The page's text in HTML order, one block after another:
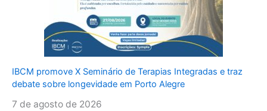
IBCM promove X Seminário de Terapias Integradas e traz
debate sobre longevidade em Porto Alegre
7 de agosto de 2026